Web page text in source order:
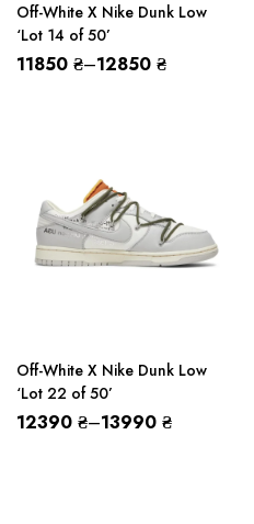
Off-White X Nike Dunk Low
‘Lot 14 of 50’
11850 ₴–12850 ₴
Off-White X Nike Dunk Low
‘Lot 22 of 50’
12390 ₴–13990 ₴